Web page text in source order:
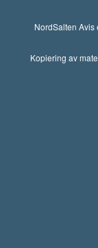
NordSalten
Kopiering av